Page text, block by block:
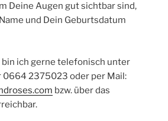
Deine Augen gut sichtbar sind,
und Dein Geburtsdatum
ich gerne telefonisch unter
2375023 oder per Mail:
bzw. über das